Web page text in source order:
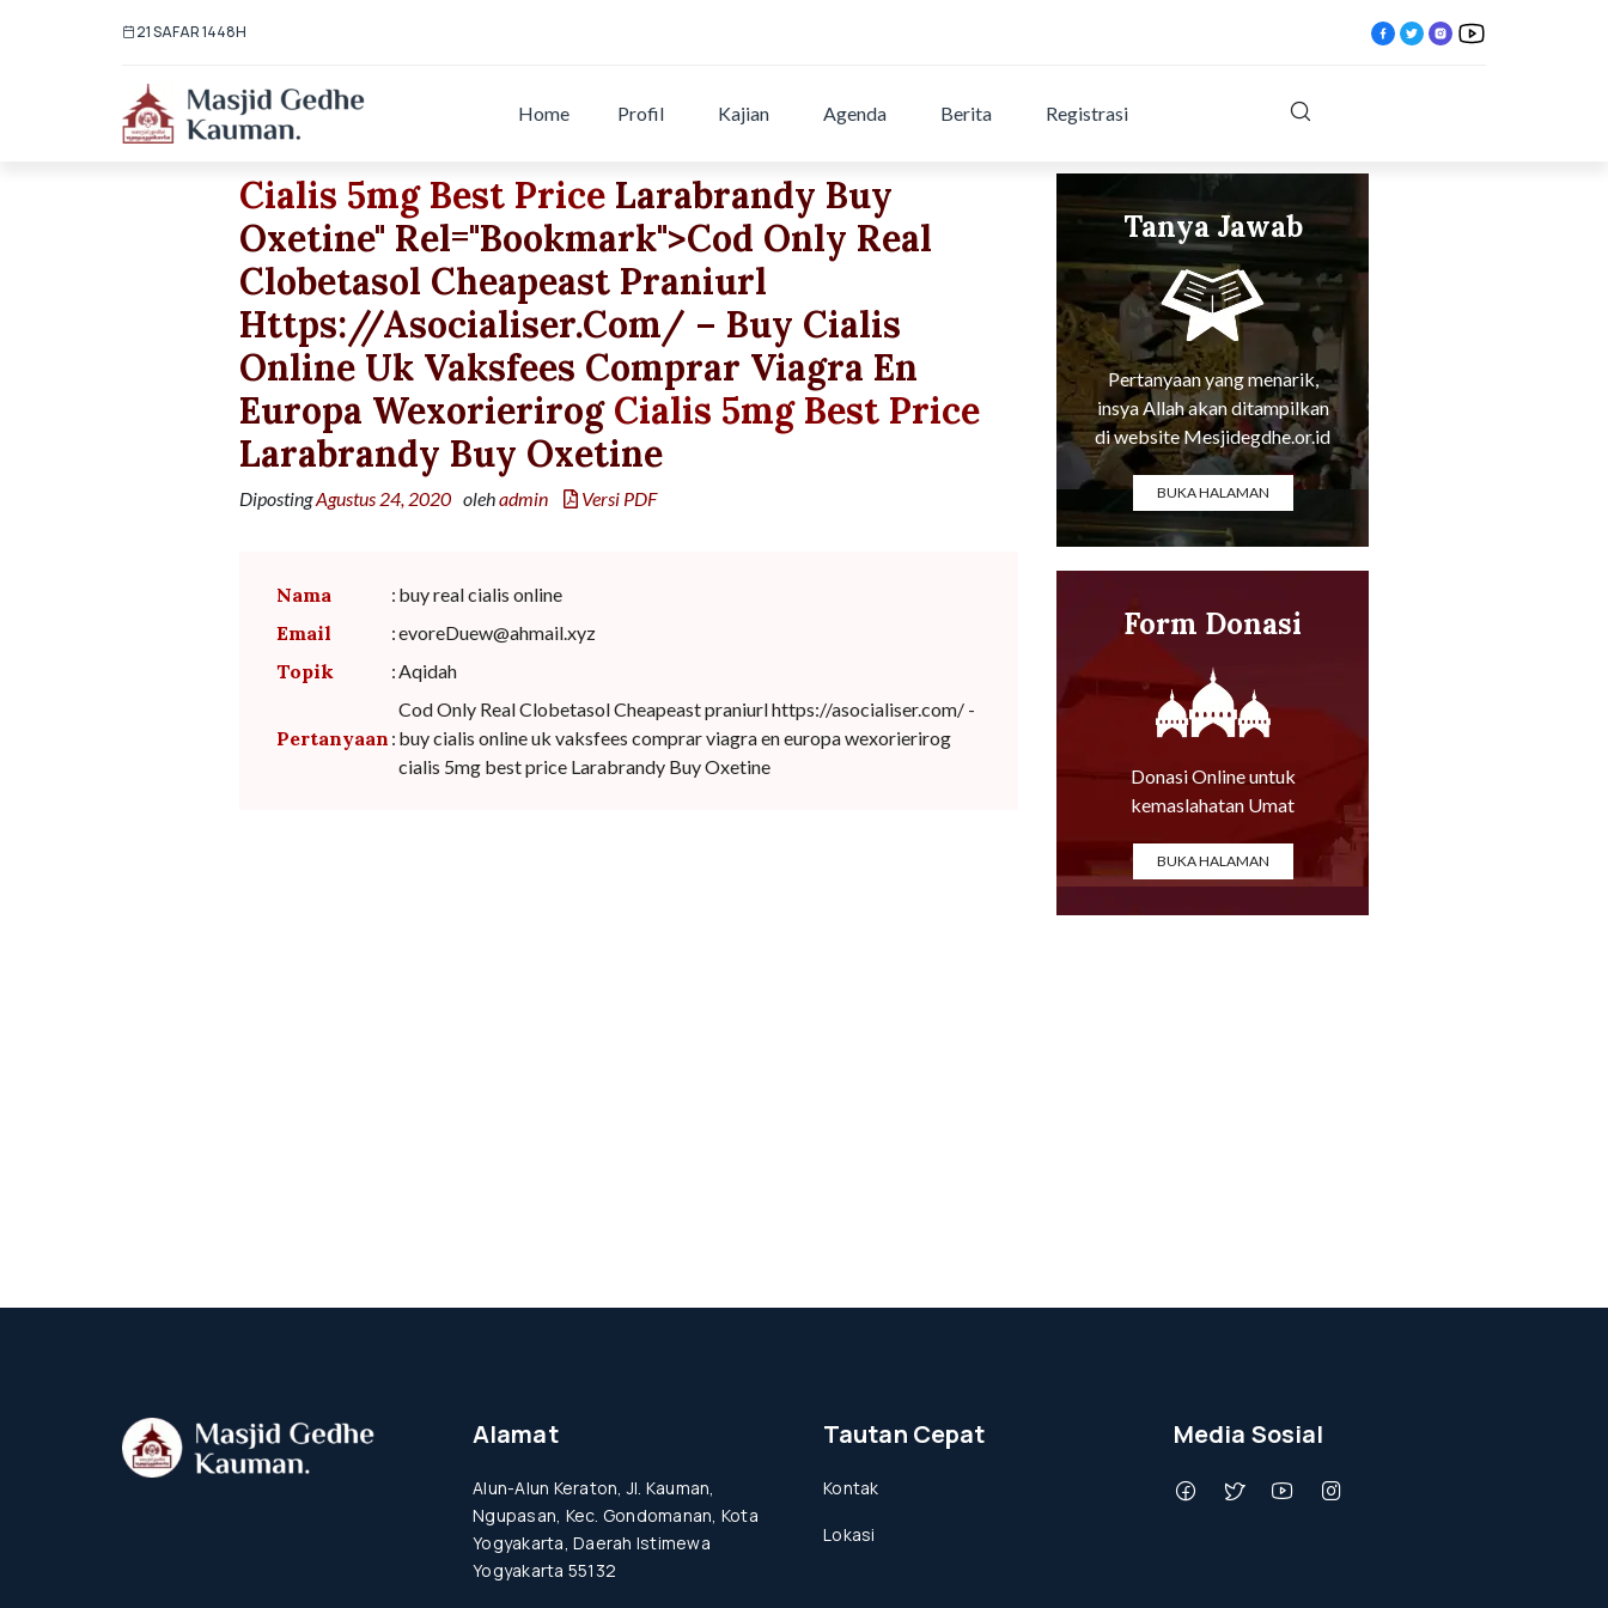
21 SAFAR 1448H
Home Profil Kajian Agenda Berita Registrasi
Cialis 5mg Best PriceLarabrandy Buy
Oxetine" Rel="bookmark">Cod Only Real
Clobetasol Cheapeast Praniurl
Https://asocialiser.com/ – Buy Cialis
Online Uk Vaksfees Comprar Viagra En
Europa Wexorierirog Cialis 5mg Best Price
Larabrandy Buy Oxetine
DipostingAgustus 24, 2020 olehadmin Versi PDF
Nama : buy real cialis online
Email :evoreDuew@ahmail.xyz
Topik :Aqidah
Pertanyaan :
Cod Only Real Clobetasol Cheapeast praniurl https://asocialiser.com/ -
buy cialis online uk vaksfees comprar viagra en europa wexorierirog
cialis 5mg best price Larabrandy Buy Oxetine
Tanya Jawab
Tentang Agama
Pertanyaan yang menarik,
insya Allah akan ditampilkan
di website Mesjidegdhe.or.id
BUKA HALAMAN
Form Donasi
Online
Donasi Online untuk
kemaslahatan Umat
BUKA HALAMAN
Alamat
Alun-Alun Keraton, Jl. Kauman,
Ngupasan, Kec. Gondomanan, Kota
Yogyakarta, Daerah Istimewa
Yogyakarta 55132
Tautan Cepat
Kontak
Lokasi
Media Sosial